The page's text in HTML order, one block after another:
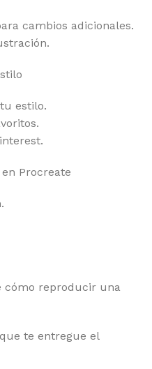
cambios adicionales.
estilo.
Procreate
cómo reproducir una
te entregue el